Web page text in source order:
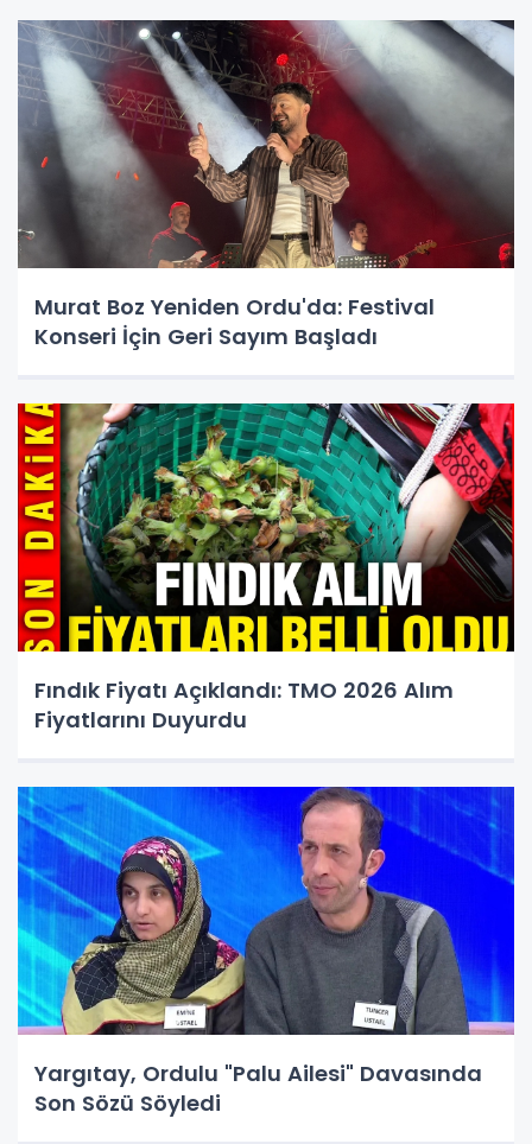
Murat Boz Yeniden Ordu'da: Festival
Konseri İçin Geri Sayım Başladı
Fındık Fiyatı Açıklandı: TMO 2026 Alım
Fiyatlarını Duyurdu
Yargıtay, Ordulu "Palu Ailesi" Davasında
Son Sözü Söyledi